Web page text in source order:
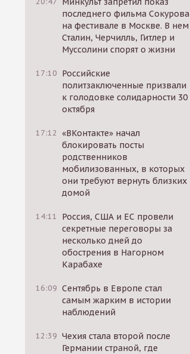
последнего фильма Сокурова
на фестивале в Москве. В нем
Сталин, Черчилль, Гитлер и
Муссолини спорят о жизни
17:10 Российские
политзаключенные призвали
к голодовке солидарности 30
октября
17:12 «ВКонтакте» начал
блокировать посты
родственников
мобилизованных, в которых
они требуют вернуть близких
домой
14:11
Россия, США и ЕС провели
секретные переговоры за
несколько дней до
обострения в Нагорном
Карабахе
16:09 Сентябрь в Европе стал
самым жарким в истории
наблюдений
12:39 Чехия стала второй после
Германии страной, где